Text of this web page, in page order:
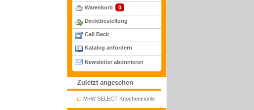
Warenkorb
0
Direktbestellung
Call Back
Katalog anfordern
Newsletter abonnieren
Zuletzt angesehen
M+W SELECT Knochenmühle